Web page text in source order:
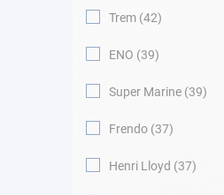
Trem 42
ENO 39
Super Marine 39
Frendo 37
Henri Lloyd 37